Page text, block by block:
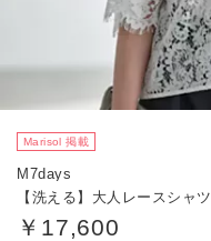
Marisol 掲載
M7days
【洗える】大人レースシャツ
￥17,600